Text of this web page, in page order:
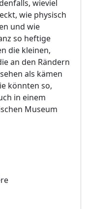
wieviel
wie physisch
und wie
so heftige
die kleinen,
an den Rändern
als kämen
könnten so,
in einem
Museum